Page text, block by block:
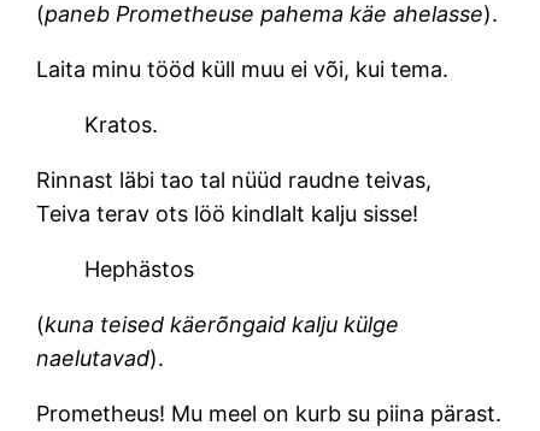
(paneb Prometheuse pahema käe ahelasse).
Laita minu tööd küll muu ei või, kui tema.
Kratos.
Rinnast läbi tao tal nüüd raudne teivas,
Teiva terav ots löö kindlalt kalju sisse!
Hephästos
(kuna teised käerõngaid kalju külge
naelutavad).
Prometheus! Mu meel on kurb su piina pärast.